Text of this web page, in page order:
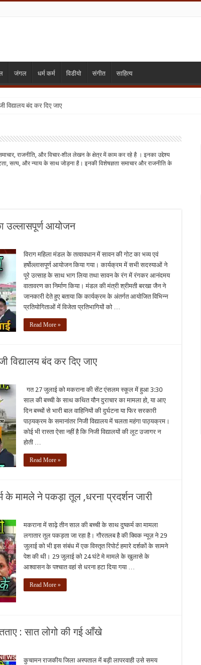
जंगल धर्म कर्म विडीयो संगीत साहित्य
विद्यालय बंद कर दिए जाए
राजनीति, और विचार-शील लेखन के क्षेत्र में काम कर रहे है । इनका उद्देश्य
सत्य, और न्याय के साथ जोड़ना है। इनकी विशेषज्ञता समाचार और राजनीति के
उल्लासपूर्ण आयोजन
विराग महिला मंडल के तत्वावधान में सावन की गोट का भव्य एवं
हर्षोल्लासपूर्ण आयोजन किया गया। कार्यक्रम में सभी सदस्याओं ने
पूरे उत्साह के साथ भाग लिया तथा सावन के रंग में रंगकर आनंदमय
वातावरण का निर्माण किया। मंडल की मंत्री श्रीमती बरखा जैन ने
जानकारी देते हुए बताया कि कार्यक्रम के अंतर्गत आयोजित विभिन्न
प्रतियोगिताओं में विजेता प्रतिभागियों को …
Read More »
विद्यालय बंद कर दिए जाए
गत 27 जुलाई को मकराना की सेंट एंसलम स्कूल में हुआ 3:30
साल की बच्ची के साथ कथित यौन दुराचार का मामला हो, या आए
दिन बच्चों से भारी बाल वाहिनियों की दुर्घटना या फिर सरकारी
पाठ्यक्रम के समानांतर निजी विद्यालय में चलता महंगा पाठ्यक्रम।
कोई भी रास्ता ऐसा नहीं है कि निजी विद्यालयों की लूट उजागर न
होती …
Read More »
के मामले ने पकड़ा तूल ,धरना प्रदर्शन जारी
मकराना में साढ़े तीन साल की बच्ची के साथ दुष्कर्म का मामला
लगातार तूल पकड़ता जा रहा है। गौरतलब है की क्विक न्यूज़ ने 29
जुलाई को भी इस संबंध में एक विस्तृत रिपोर्ट हमारे दर्शकों के सामने
पेश की थी। 29 जुलाई को 24 घंटे मे मामले के खुलासे के
आश्वासन के पश्चात वहां से धरना हटा दिया गया …
Read More »
: सात लोगो की गई आँखे
कुचामन राजकीय जिला अस्पताल में बड़ी लापरवाही उसे समय